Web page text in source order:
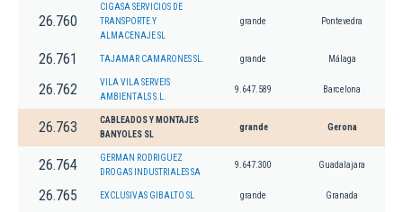
26.760
CIGASA SERVICIOS DE
TRANSPORTE Y
ALMACENAJE SL
grande Pontevedra
26.761 TAJAMAR CAMARONES SL. grande Málaga
26.762
VILA VILA SERVEIS
AMBIENTALS S.L.
9.647.589 Barcelona
26.763
CABLEADOS Y MONTAJES
BANYOLES SL
grande Gerona
26.764
GERMAN RODRIGUEZ
DROGAS INDUSTRIALES SA
9.647.300 Guadalajara
26.765 EXCLUSIVAS GIBALTO SL grande Granada